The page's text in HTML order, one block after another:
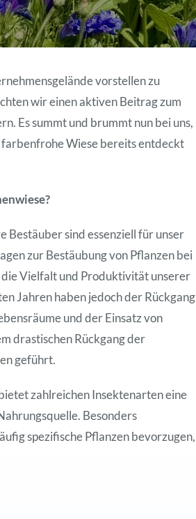
vorstellen zu
wir einen aktiven Beitrag zum
Es summt und brummt nun bei uns,
farbenfrohe Wiese bereits entdeckt
Bestäuber sind essenziell für unser
zur Bestäubung von Pflanzen bei
die Vielfalt und Produktivität unserer
Jahren haben jedoch der Rückgang
und der Einsatz von
drastischen Rückgang der
geführt.
zahlreichen Insektenarten eine
Besonders
spezifische Pflanzen bevorzugen,